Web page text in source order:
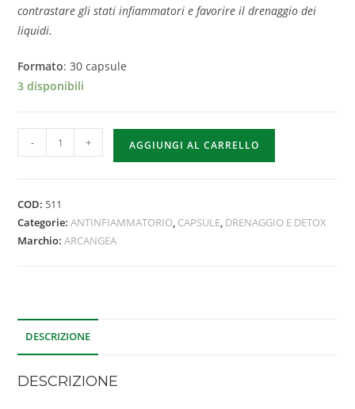
contrastare gli stati infiammatori e favorire il drenaggio dei
liquidi.
Formato: 30 capsule
3 disponibili
- + AGGIUNGI AL CARRELLO
COD: 511
Categorie:ANTINFIAMMATORIO, CAPSULE, DRENAGGIO E DETOX
Marchio:ARCANGEA
DESCRIZIONE
DESCRIZIONE